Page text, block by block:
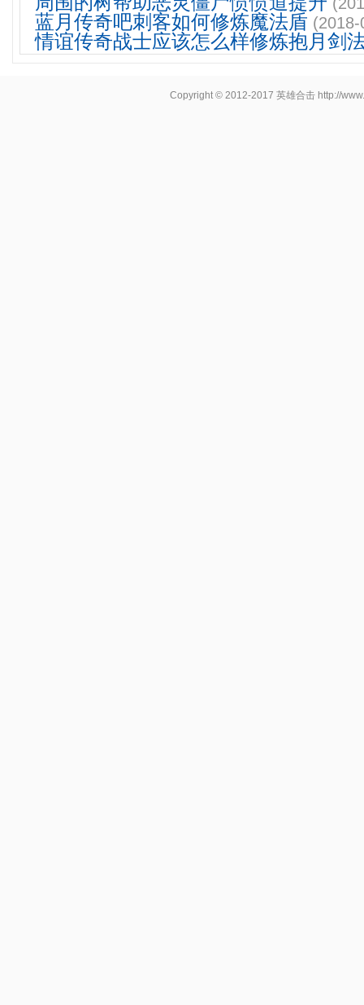
蓝月传奇吧刺客如何修炼魔法盾
情谊传奇战士应该怎么样修炼抱月剑
Copyright © 2012-2017 英雄合击 http://